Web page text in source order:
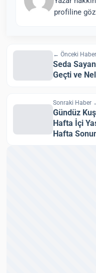
profiline göz
← Önceki Haber
Seda
Geçti ve
Sonraki Haber
Gündüz
Hafta İçi
Hafta